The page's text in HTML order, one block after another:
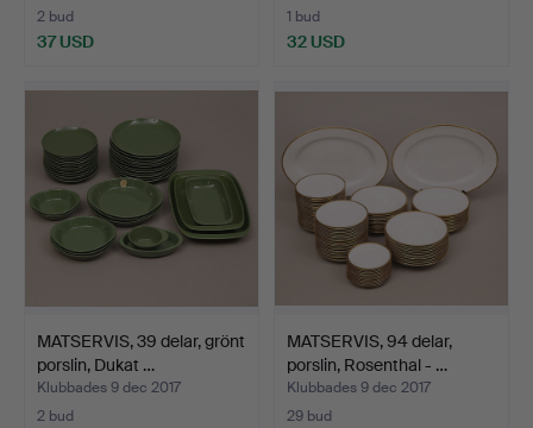
2 bud
37 USD
1 bud
32 USD
MATSERVIS, 39 delar, grönt
porslin, Dukat …
Klubbades 9 dec 2017
2 bud
MATSERVIS, 94 delar,
porslin, Rosenthal - …
Klubbades 9 dec 2017
29 bud